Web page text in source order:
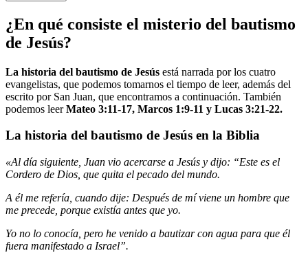
¿En qué consiste el misterio del bautismo
de Jesús?
La historia del bautismo de Jesús está narrada por los cuatro
evangelistas, que podemos tomarnos el tiempo de leer, además del
escrito por San Juan, que encontramos a continuación. También
podemos leerMateo 3:11-17, Marcos 1:9-11 y Lucas 3:21-22.
La historia del bautismo de Jesús en la Biblia
«Al día siguiente, Juan vio acercarse a Jesús y dijo: “Este es el
Cordero de Dios, que quita el pecado del mundo.
A él me refería, cuando dije: Después de mí viene un hombre que
me precede, porque existía antes que yo.
Yo no lo conocía, pero he venido a bautizar con agua para que él
fuera manifestado a Israel”.